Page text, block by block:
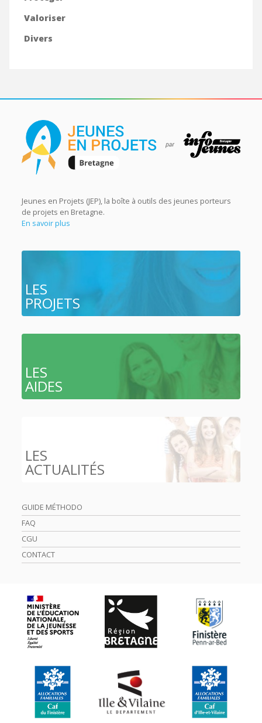
Valoriser
Divers
Jeunes en Projets (JEP), la boîte à outils des jeunes porteurs
de projets en Bretagne.
En savoir plus
LES
PROJETS
LES
AIDES
LES
ACTUALITÉS
GUIDE MÉTHODO
FAQ
CGU
CONTACT